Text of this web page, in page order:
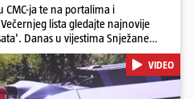
CMC-ja te na portalima i
lista gledajte najnovije
Danas u vijestima Snježane
kolodvora Sveti Ivan Žabno i
i Torcide, prijeti nestašica vodeVIDEO